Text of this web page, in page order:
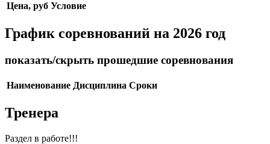
Цена, руб Условие
График соревнований на 2026 год
показать/скрыть прошедшие соревнования
Наименование Дисциплина Сроки
Тренера
Раздел в работе!!!